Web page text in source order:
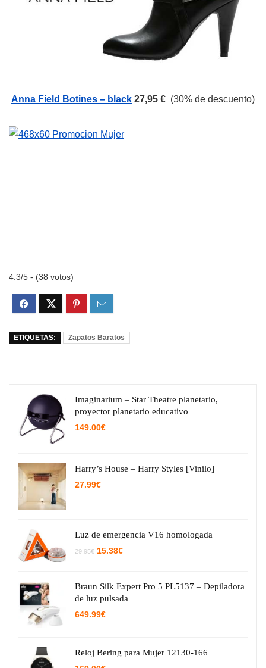
Anna Field Botines – black 27,95 € (30% de descuento)
4.3/5 - (38 votos)
ETIQUETAS: Zapatos Baratos
Imaginarium – Star Theatre planetario,
proyector planetario educativo
149.00€
Harry’s House – Harry Styles [Vinilo]
27.99€
Luz de emergencia V16 homologada
29.95€ El
29.95€.
15.38€El
15.38€.
Braun Silk Expert Pro 5 PL5137 – Depiladora
de luz pulsada
649.99€
Reloj Bering para Mujer 12130-166